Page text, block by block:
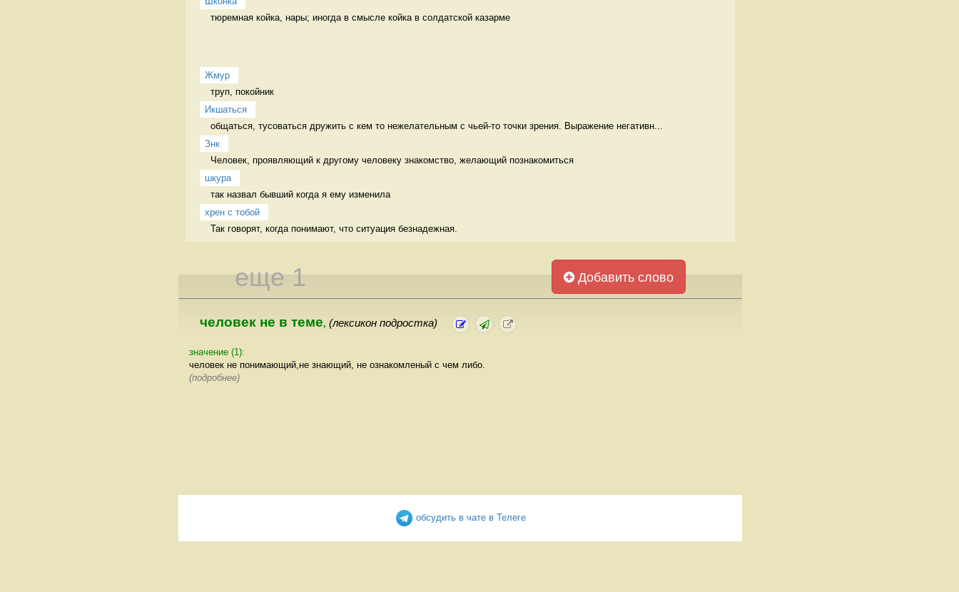
тюремная койка, нары; иногда в смысле койка в солдатской казарме
Жмур
труп, покойник
Икшаться
общаться, тусоваться дружить с кем то нежелательным с чьей-то точки зрения. Выражение негативн...
Знк
Человек, проявляющий к другому человеку знакомство, желающий познакомиться
шкура
так назвал бывший когда я ему изменила
хрен с тобой
Так говорят, когда понимают, что ситуация безнадежная.
еще 1 Добавить слово
человек не в теме, (лексикон подростка)
значение (1):
человек не понимающий,не знающий, не ознакомленый с чем либо.
(подробнее)
обсудить в чате в Телеге